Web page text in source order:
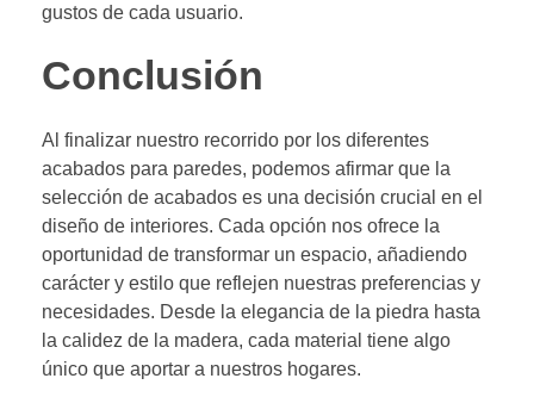
gustos de cada usuario.
Conclusión
Al finalizar nuestro recorrido por los diferentes
acabados para paredes, podemos afirmar que la
selección de acabados es una decisión crucial en el
diseño de interiores. Cada opción nos ofrece la
oportunidad de transformar un espacio, añadiendo
carácter y estilo que reflejen nuestras preferencias y
necesidades. Desde la elegancia de la piedra hasta
la calidez de la madera, cada material tiene algo
único que aportar a nuestros hogares.